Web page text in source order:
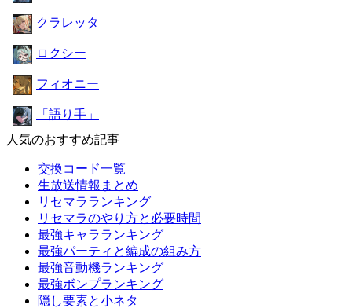
クラレッタ
ロクシー
フィオニー
「語り手」
人気のおすすめ記事
交換コード一覧
生放送情報まとめ
リセマラランキング
リセマラのやり方と必要時間
最強キャラランキング
最強パーティと編成の組み方
最強音動機ランキング
最強ボンプランキング
隠し要素と小ネタ